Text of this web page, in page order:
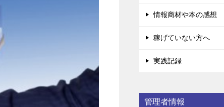
情報商材や本の感想
稼げていない方へ
実践記録
管理者情報